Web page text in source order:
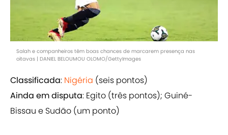
Salah e companheiros têm boas chances de marcarem presença nas
oitavas | DANIEL BELOUMOU OLOMO/GettyImages
Classificada: Nigéria (seis pontos)
Ainda em disputa: Egito (três pontos); Guiné-
Bissau e Sudão (um ponto)